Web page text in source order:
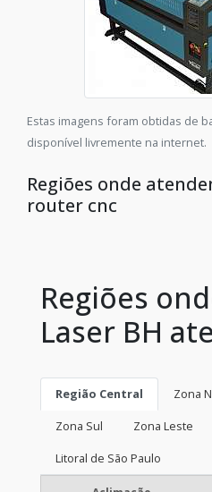
Estas imagens foram obtidas de
disponível livremente na internet.
Regiões onde
router cnc
Regiões
Laser BH
Região Central Zona
Zona Sul
Zona Leste
Litoral de São Paulo